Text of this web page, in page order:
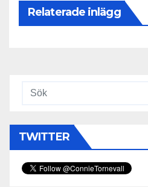
Relaterade inlägg
TWITTER